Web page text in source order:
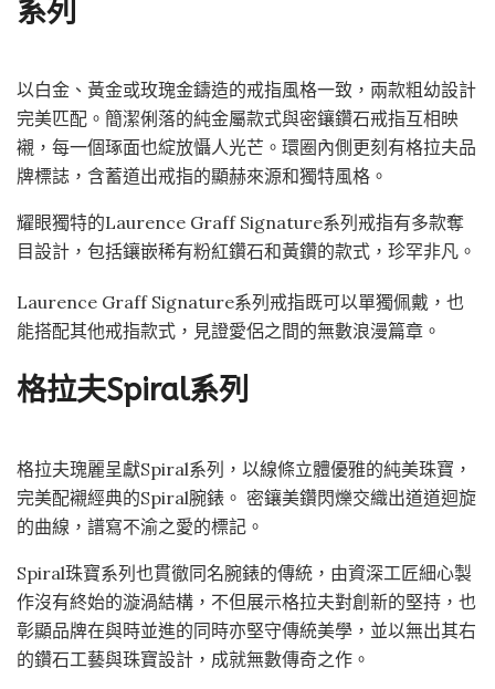
系列
以白金、黃金或玫瑰金鑄造的戒指風格一致，兩款粗幼設計
完美匹配。簡潔俐落的純金屬款式與密鑲鑽石戒指互相映
襯，每一個琢面也綻放懾人光芒。環圈內側更刻有格拉夫品
牌標誌，含蓄道出戒指的顯赫來源和獨特風格。
耀眼獨特的Laurence Graff Signature系列戒指有多款奪
目設計，包括鑲嵌稀有粉紅鑽石和黃鑽的款式，珍罕非凡。
Laurence Graff Signature系列戒指既可以單獨佩戴，也
能搭配其他戒指款式，見證愛侶之間的無數浪漫篇章。
格拉夫Spiral系列
格拉夫瑰麗呈獻Spiral系列，以線條立體優雅的純美珠寶，
完美配襯經典的Spiral腕錶。 密鑲美鑽閃爍交織出道道迴旋
的曲線，譜寫不渝之愛的標記。
Spiral珠寶系列也貫徹同名腕錶的傳統，由資深工匠細心製
作沒有終始的漩渦結構，不但展示格拉夫對創新的堅持，也
彰顯品牌在與時並進的同時亦堅守傳統美學，並以無出其右
的鑽石工藝與珠寶設計，成就無數傳奇之作。